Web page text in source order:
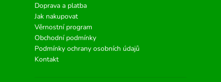
Doprava a platba
Jak nakupovat
Věrnostní program
Obchodní podmínky
Podmínky ochrany osobních údajů
Kontakt